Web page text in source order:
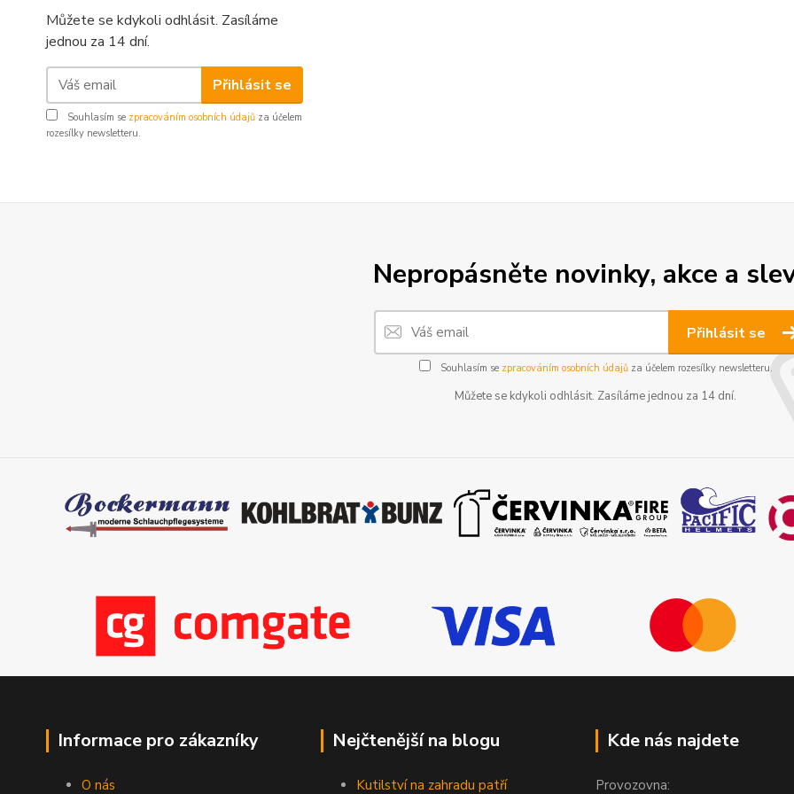
Můžete se kdykoli odhlásit. Zasíláme
jednou za 14 dní.
Přihlásit se
Souhlasím se zpracováním osobních údajů za účelem
rozesílky newsletteru.
Nepropásněte novinky, akce a
Přihlásit se
Souhlasím se zpracováním osobních údajůza účelem rozesílky newsletteru.
Můžete se kdykoli odhlásit. Zasíláme jednou za 14 dní.
Informace pro zákazníky
O nás
Nejčtenější na blogu
Kutilství na zahradu patří
Kde nás najdete
Provozovna: